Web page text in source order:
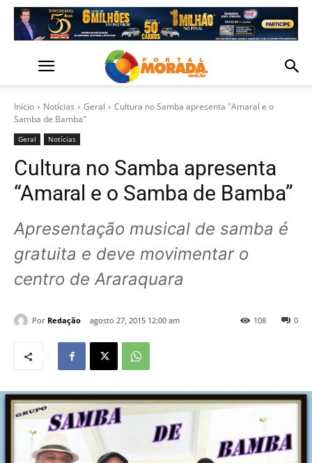
Início Notícias Geral
Cultura no Samba apresenta "Amaral e o
Samba de Bamba"
Geral Notícias
Cultura no Samba apresenta
“Amaral e o Samba de Bamba”
Apresentação musical de samba é
gratuita e deve movimentar o
centro de Araraquara
Por Redação agosto 27, 2015 12:00 am 0
108